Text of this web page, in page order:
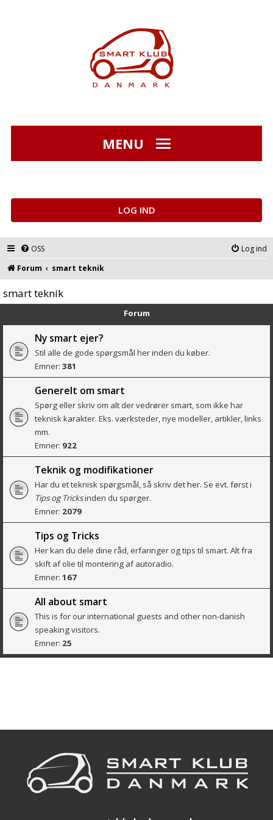
MENU
LOG IND
OSS
Log ind
Forum
smart teknik
smart teknik
Forum
Ny smart ejer?
Stil alle de gode spørgsmål her inden du køber.
Emner: 381
Generelt om smart
Spørg eller skriv om alt der vedrører smart, som ikke har
teknisk karakter. Eks. værksteder, nye modeller, artikler, links
mm.
Emner: 922
Teknik og modifikationer
Har du et teknisk spørgsmål, så skriv det her. Se evt. først i
Tips og Tricksinden du spørger.
Emner: 2079
Tips og Tricks
Her kan du dele dine råd, erfaringer og tips til smart. Alt fra
skift af olie til montering af autoradio.
Emner: 167
All about smart
This is for our international guests and other non-danish
speaking visitors.
Emner: 25